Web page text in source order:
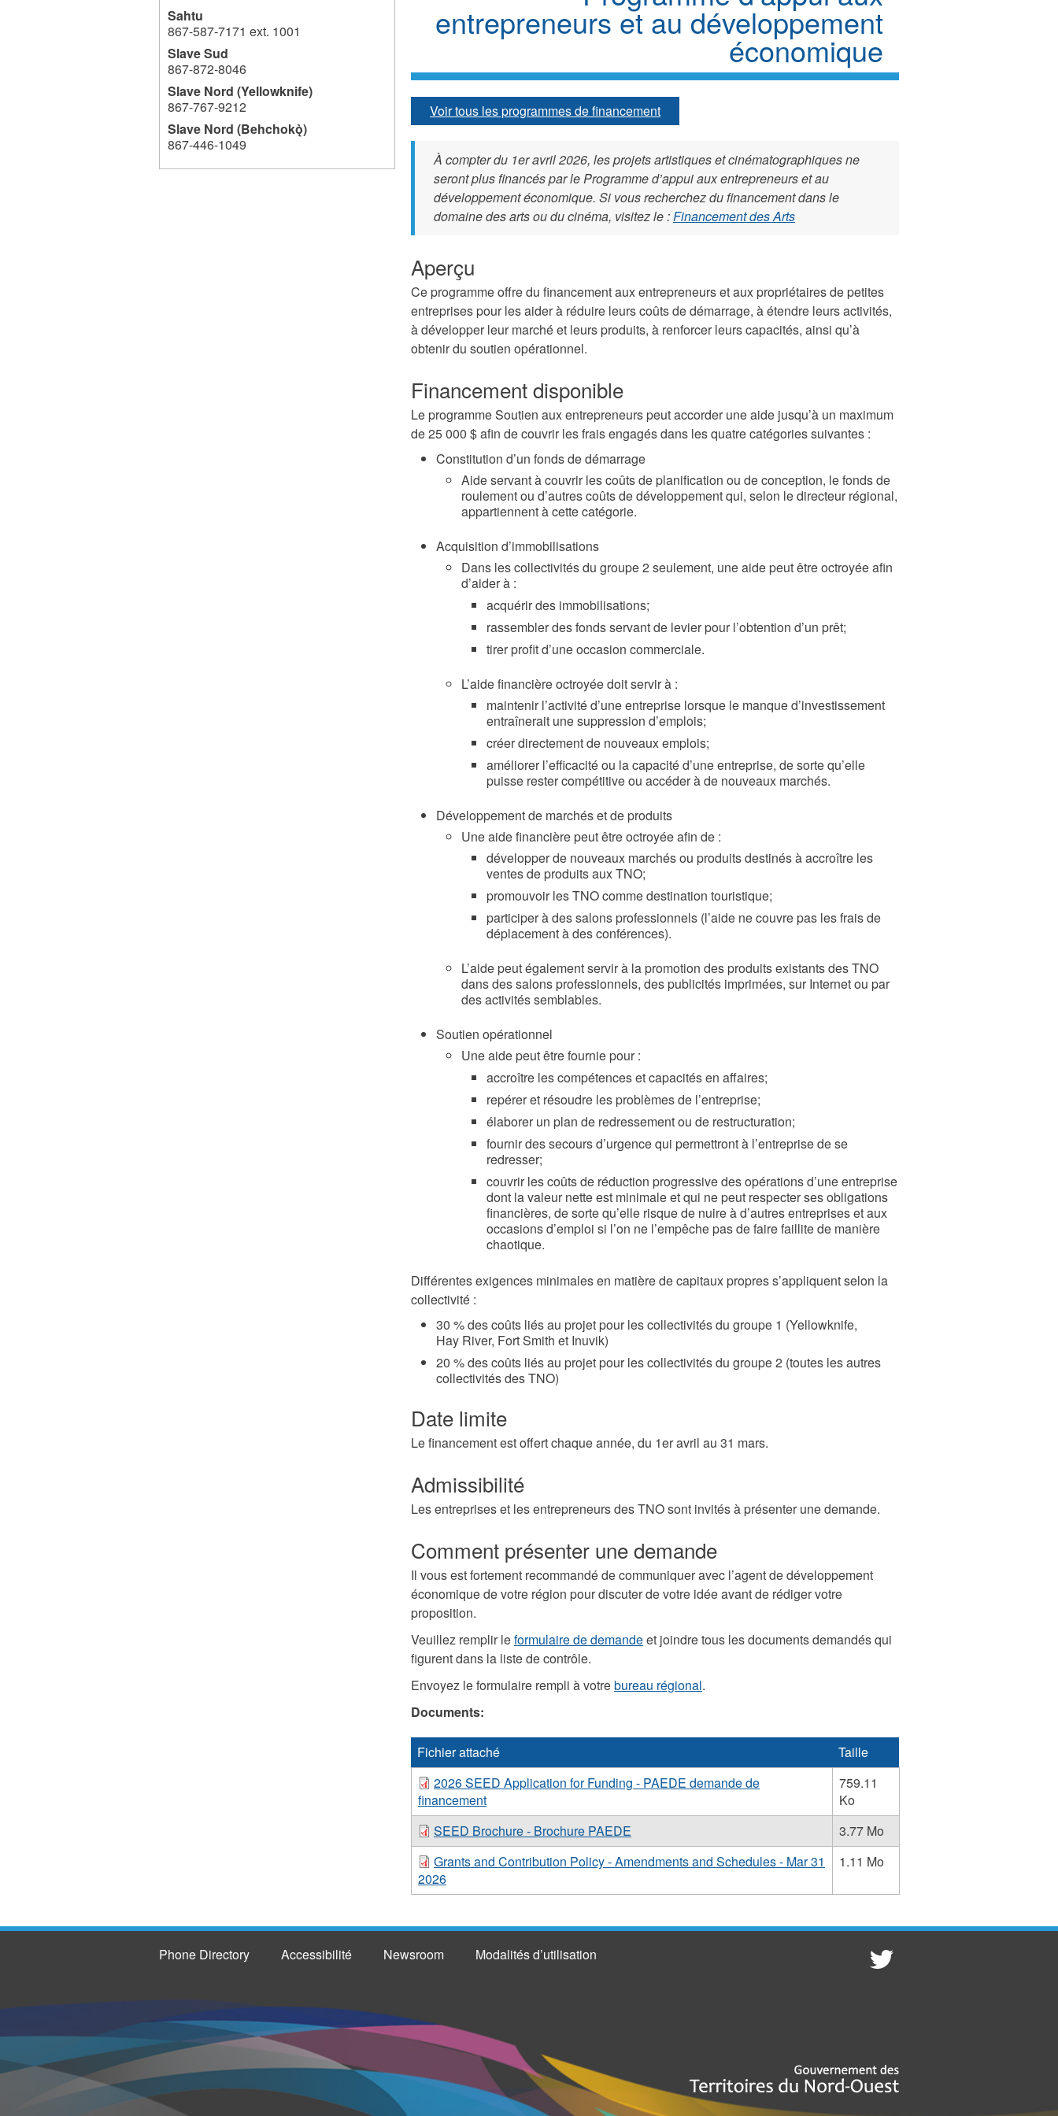
entrepreneurs et au développement
économique
Voir tous les programmes de financement
À compter du 1er avril 2026, les projets artistiques et cinématographiques ne
seront plus financés par le Programme d’appui aux entrepreneurs et au
développement économique. Si vous recherchez du financement dans le
domaine des arts ou du cinéma, visitez le :Financement des Arts
Aperçu
Ce programme offre du financement aux entrepreneurs et aux propriétaires de petites
entreprises pour les aider à réduire leurs coûts de démarrage, à étendre leurs activités,
à développer leur marché et leurs produits, à renforcer leurs capacités, ainsi qu’à
obtenir du soutien opérationnel.
Financement disponible
Le programme Soutien aux entrepreneurs peut accorder une aide jusqu’à un maximum
de 25 000 $ afin de couvrir les frais engagés dans les quatre catégories suivantes :
Constitution d’un fonds de démarrage
Aide servant à couvrir les coûts de planification ou de conception, le fonds de
roulement ou d’autres coûts de développement qui, selon le directeur régional,
appartiennent à cette catégorie.
Acquisition d’immobilisations
Dans les collectivités du groupe 2 seulement, une aide peut être octroyée afin
d’aider à :
acquérir des immobilisations;
rassembler des fonds servant de levier pour l’obtention d’un prêt;
tirer profit d’une occasion commerciale.
L’aide financière octroyée doit servir à :
maintenir l’activité d’une entreprise lorsque le manque d’investissement
entraînerait une suppression d’emplois;
créer directement de nouveaux emplois;
améliorer l’efficacité ou la capacité d’une entreprise, de sorte qu’elle
puisse rester compétitive ou accéder à de nouveaux marchés.
Développement de marchés et de produits
Une aide financière peut être octroyée afin de :
développer de nouveaux marchés ou produits destinés à accroître les
ventes de produits aux TNO;
promouvoir les TNO comme destination touristique;
participer à des salons professionnels (l’aide ne couvre pas les frais de
déplacement à des conférences).
L’aide peut également servir à la promotion des produits existants des TNO
dans des salons professionnels, des publicités imprimées, sur Internet ou par
des activités semblables.
Soutien opérationnel
Une aide peut être fournie pour :
accroître les compétences et capacités en affaires;
repérer et résoudre les problèmes de l’entreprise;
élaborer un plan de redressement ou de restructuration;
fournir des secours d’urgence qui permettront à l’entreprise de se
redresser;
couvrir les coûts de réduction progressive des opérations d’une entreprise
dont la valeur nette est minimale et qui ne peut respecter ses obligations
financières, de sorte qu’elle risque de nuire à d’autres entreprises et aux
occasions d’emploi si l’on ne l’empêche pas de faire faillite de manière
chaotique.
Différentes exigences minimales en matière de capitaux propres s’appliquent selon la
collectivité :
30 % des coûts liés au projet pour les collectivités du groupe 1 (Yellowknife,
Hay River, Fort Smith et Inuvik)
20 % des coûts liés au projet pour les collectivités du groupe 2 (toutes les autres
collectivités des TNO)
Date limite
Le financement est offert chaque année, du 1er avril au 31 mars.
Admissibilité
Les entreprises et les entrepreneurs des TNO sont invités à présenter une demande.
Comment présenter une demande
Il vous est fortement recommandé de communiquer avec l’agent de développement
économique de votre région pour discuter de votre idée avant de rédiger votre
proposition.
Veuillez remplir leformulaire de demandeet joindre tous les documents demandés qui
figurent dans la liste de contrôle.
Envoyez le formulaire rempli à votrebureau régional.
Documents:
Fichier attaché
Taille
2026 SEED Application for Funding - PAEDE demande de
financement
759.11
Ko
SEED Brochure - Brochure PAEDE
3.77 Mo
Grants and Contribution Policy - Amendments and Schedules - Mar 31
2026
1.11 Mo
Sahtu
867-587-7171 ext. 1001
Slave Sud
867-872-8046
Slave Nord (Yellowknife)
867-767-9212
Slave Nord (Behchokǫ̀)
867-446-1049
739
Phone Directory Accessibilité Newsroom Modalités d’utilisation